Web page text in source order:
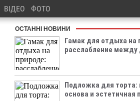
ВІДЕО ФОТО
ОСТАННІ НОВИНИ
Гамак для отдыха на
расслабление между
Подложка для
основа и эстетичная